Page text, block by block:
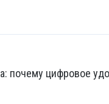
почему цифровое